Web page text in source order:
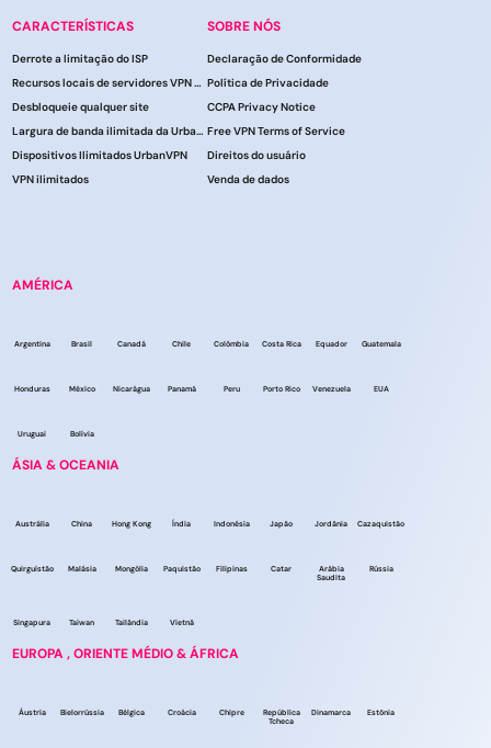
CARACTERÍSTICAS
Derrote a limitação do ISP
Recursos locais de servidores VPN do UrbanVPN
Desbloqueie qualquer site
Largura de banda ilimitada da UrbanVPN
Dispositivos Ilimitados UrbanVPN
VPN ilimitados
SOBRE NÓS
Declaração de Conformidade
Política de Privacidade
CCPA Privacy Notice
Free VPN Terms of Service
Direitos do usuário
Venda de dados
AMÉRICA
Argentina Brasil Canadá Chile Colômbia Costa Rica Equador Guatemala
Honduras México Nicarágua Panamá Peru Porto Rico Venezuela EUA
Uruguai Bolívia
ÁSIA & OCEANIA
Austrália China Hong Kong Índia Indonésia Japão Jordânia Cazaquistão
Quirguistão Malásia Mongólia Paquistão Filipinas Catar
Arábia
Saudita
Rússia
Singapura Taiwan Tailândia Vietnã
EUROPA , ORIENTE MÉDIO & ÁFRICA
Áustria Bielorrússia Bélgica Croácia Chipre
República
Tcheca
Dinamarca Estônia